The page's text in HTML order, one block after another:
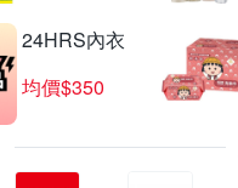
24HRS內衣
均價$350